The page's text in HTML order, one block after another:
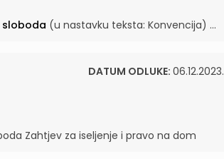
sloboda (u nastavku teksta: Konvencija) ...
DATUM ODLUKE: 06.12.2023.
Zahtjev za iseljenje i pravo na dom